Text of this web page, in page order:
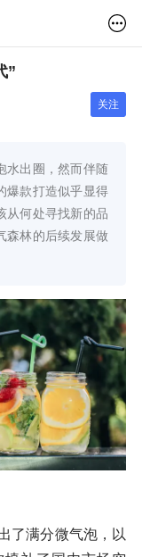
”
关注
水出圈，然而伴随
爆款打造似乎显得
从何处寻找新的品
森林的后续发展做
了满分微气泡，以